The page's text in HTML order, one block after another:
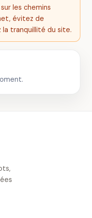
les chemins
évitez de
tranquillité du site.